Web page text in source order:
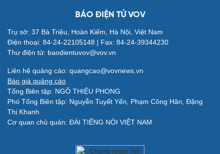
Âm nhạc
Giải trí
Nghệ sĩ
Thời trang
Du lịch
Săn Tour
BÁO ĐIỆN TỬ VOV
Trụ sở: 37 Bà Triệu, Hoàn Kiếm, Hà Nội, Việt Nam
Điện thoại: 84-24-22105148 | Fax: 84-24-39344230
Thư điện tử: baodientuvov@vov.vn
Liên hệ quảng cáo: quangcao@vovnews.vn
Báo giá quảng cáo
Tổng Biên tập: NGÔ THIỆU PHONG
Phó Tổng Biên tập: Nguyễn Tuyết Yến, Phạm Công Hân, Đặng
Thị Khanh
Cơ quan chủ quản: ĐÀI TIẾNG NÓI VIỆT NAM